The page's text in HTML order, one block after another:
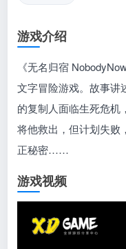
游戏介绍
《无名归宿
文字冒险游戏。故事讲
的复制人面临生死危机
将他救出，但计划失败
正秘密……
游戏视频